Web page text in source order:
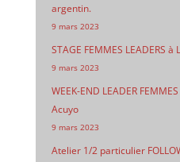
argentin.
9 mars 2023
STAGE FEMMES LEADERS à
9 mars 2023
WEEK-END LEADER
Acuyo
9 mars 2023
Atelier 1/2 particulier